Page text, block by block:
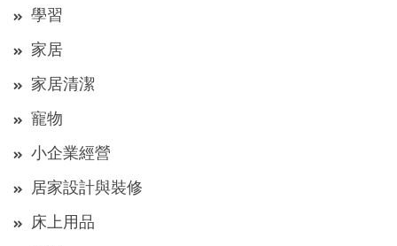
學習
家居
家居清潔
寵物
小企業經營
居家設計與裝修
床上用品